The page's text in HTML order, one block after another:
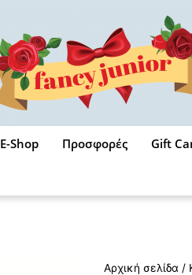
E-Shop Προσφορές Gift
Αρχική σελίδα /